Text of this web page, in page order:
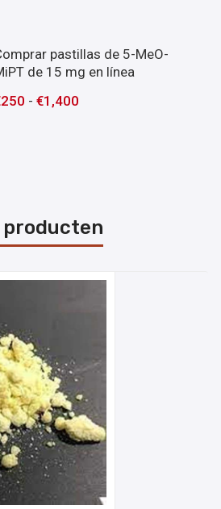
pastillas de 5-MeO-
de 15 mg en línea
250 -€1,400